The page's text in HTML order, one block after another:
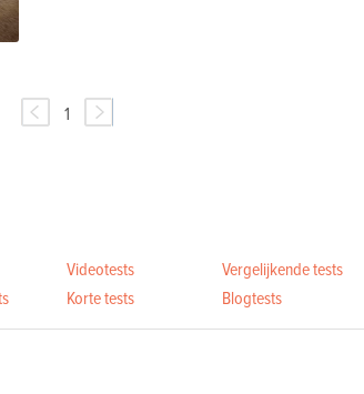
1
Videotests
Vergelijkende tests
Korte tests Blogtests